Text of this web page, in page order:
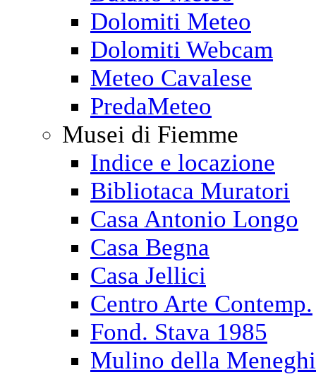
Dolomiti Meteo
Dolomiti Webcam
Meteo Cavalese
PredaMeteo
Musei di Fiemme
Indice e locazione
Bibliotaca Muratori
Casa Antonio Longo
Casa Begna
Casa Jellici
Centro Arte Contemp.
Fond. Stava 1985
Mulino della